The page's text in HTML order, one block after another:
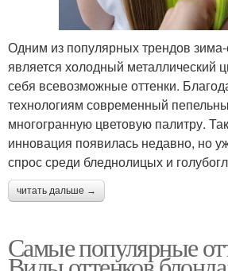
Одним из популярных трендов
является холодный металлический
себя всевозможные оттенки.
технологиям современный
многогранную цветовую палитру.
инновация появилась недавно, но
спрос среди бледнолицых и
читать дальше →
Самые популярные